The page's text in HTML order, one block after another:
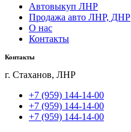
Автовыкуп ЛНР
Продажа авто ЛНР, ДНР
О нас
Контакты
Контакты
г. Стаханов, ЛНР
+7 (959) 144-14-00
+7 (959) 144-14-00
+7 (959) 144-14-00